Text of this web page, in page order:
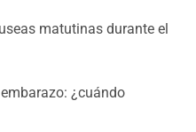
matutinas durante el
¿cuándo